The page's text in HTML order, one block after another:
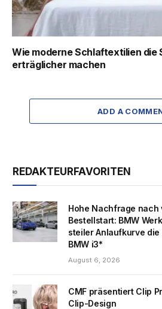
Wie moderne Schlaftextilien die
erträglicher machen
ADD A
REDAKTEURFAVORITEN
Hohe Nachfrage nach
Bestellstart: BMW
steiler Anlaufkurve
BMW i3*
August 6, 2026
CMF präsentiert Clip
Clip-Design